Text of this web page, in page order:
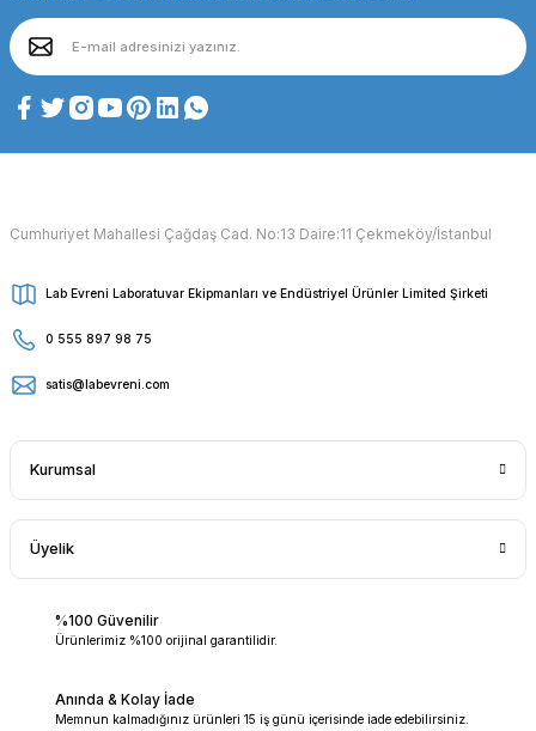
Cumhuriyet Mahallesi Çağdaş Cad. No:13 Daire:11 Çekmeköy/İstanbul
Lab Evreni Laboratuvar Ekipmanları ve Endüstriyel Ürünler Limited Şirketi
0 555 897 98 75
satis@labevreni.com
Kurumsal
Üyelik
%100 Güvenilir
Ürünlerimiz %100 orijinal garantilidir.
Anında & Kolay İade
Memnun kalmadığınız ürünleri 15 iş günü içerisinde iade edebilirsiniz.